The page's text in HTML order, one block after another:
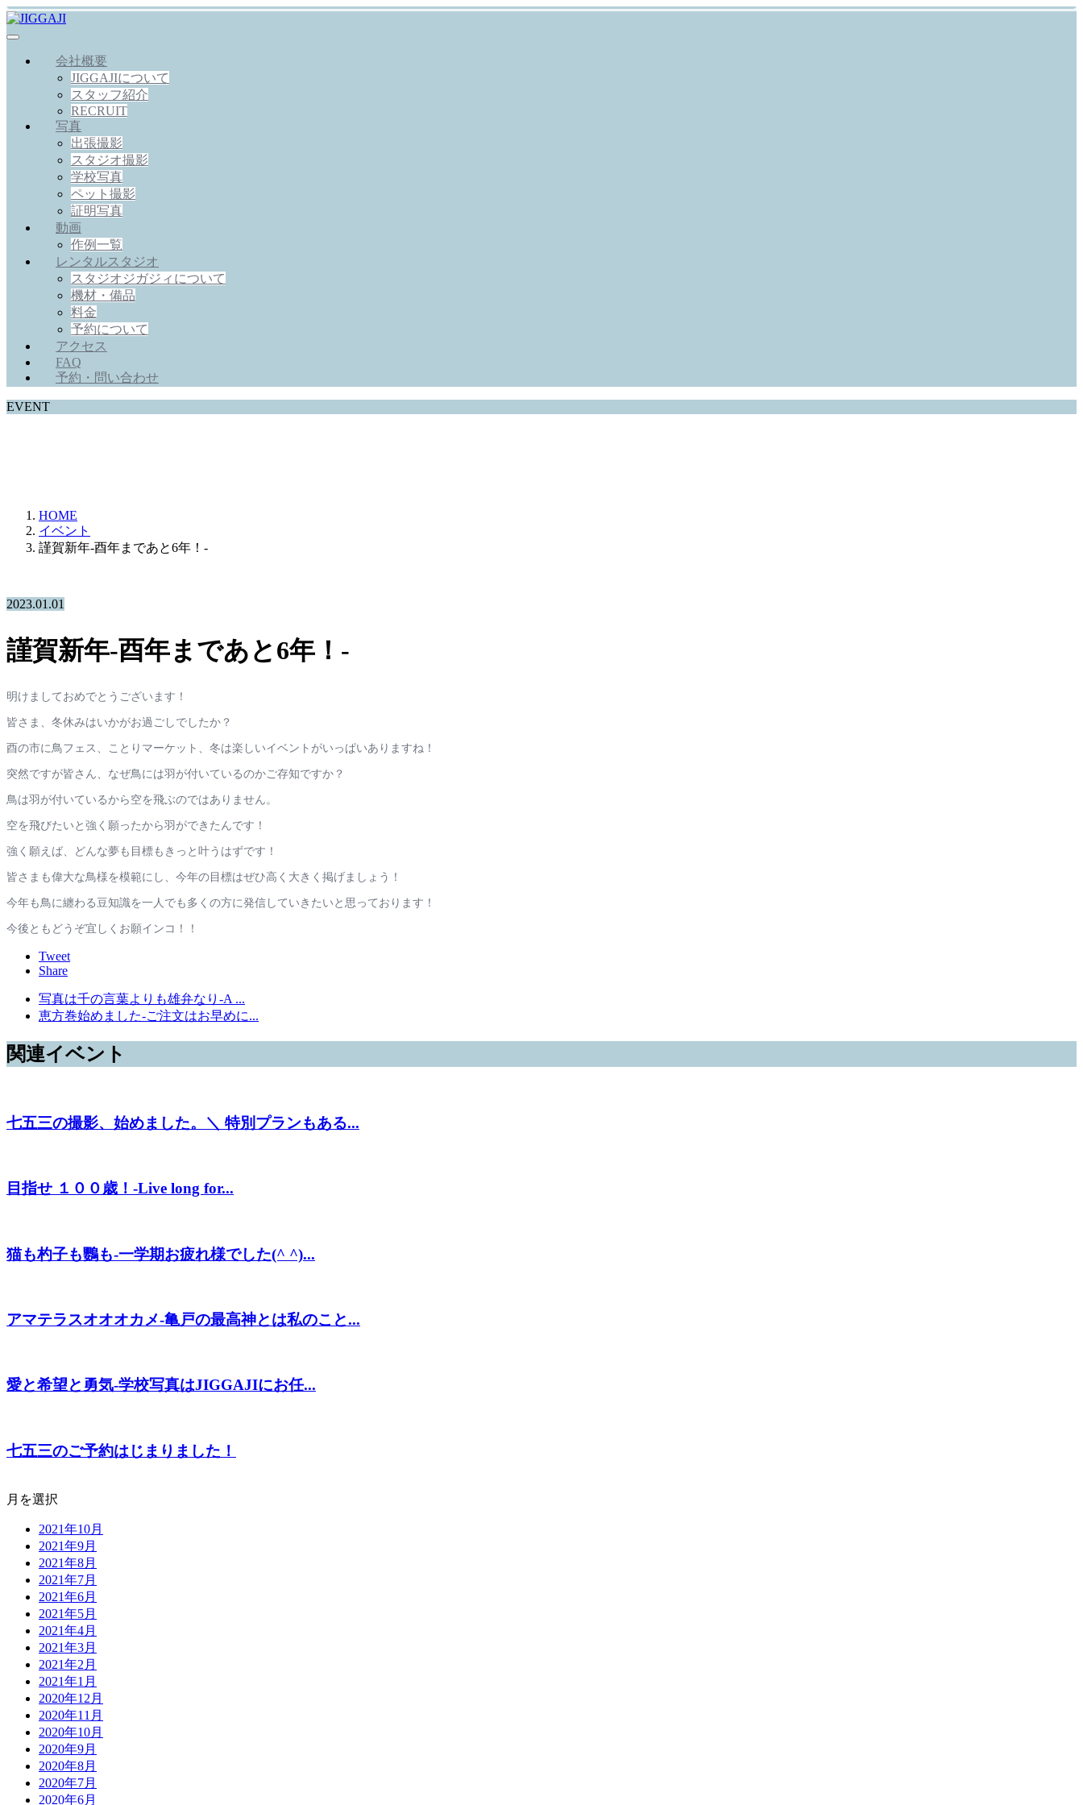
会社概要
JIGGAJIについて
スタッフ紹介
RECRUIT
写真
出張撮影
スタジオ撮影
学校写真
ペット撮影
証明写真
動画
作例一覧
レンタルスタジオ
スタジオジガジィについて
機材・備品
料金
予約について
アクセス
FAQ
予約・問い合わせ
EVENT
HOME
イベント
謹賀新年-酉年まであと6年！-
2023.01.01
謹賀新年-酉年まであと6年！-
明けましておめでとうございます！
皆さま、冬休みはいかがお過ごしでしたか？
酉の市に鳥フェス、ことりマーケット、冬は楽しいイベントがいっぱいありますね！
突然ですが皆さん、なぜ鳥には羽が付いているのかご存知ですか？
鳥は羽が付いているから空を飛ぶのではありません。
空を飛びたいと強く願ったから羽ができたんです！
強く願えば、どんな夢も目標もきっと叶うはずです！
皆さまも偉大な鳥様を模範にし、今年の目標はぜひ高く大きく掲げましょう！
今年も鳥に纏わる豆知識を一人でも多くの方に発信していきたいと思っております！
今後ともどうぞ宜しくお願インコ！！
Tweet
Share
写真は千の言葉よりも雄弁なり-A ...
恵方巻始めました-ご注文はお早めに...
関連イベント
七五三の撮影、始めました。＼ 特別プランもある...
目指せ １００歳！-Live long for...
猫も杓子も鸚も-一学期お疲れ様でした(^ ^)...
アマテラスオオオカメ-亀戸の最高神とは私のこと...
愛と希望と勇気-学校写真はJIGGAJIにお任...
七五三のご予約はじまりました！
月を選択
2021年10月
2021年9月
2021年8月
2021年7月
2021年6月
2021年5月
2021年4月
2021年3月
2021年2月
2021年1月
2020年12月
2020年11月
2020年10月
2020年9月
2020年8月
2020年7月
2020年6月